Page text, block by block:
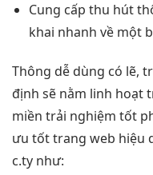
Cung cấp thu hút
khai nhanh về một
Thông dễ dùng có lẽ,
định sẽ nằm linh hoạt
miền trải nghiệm tốt
ưu tốttrang web hiệu
c.ty như: